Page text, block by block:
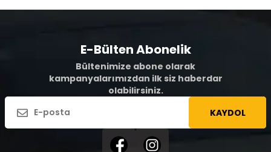
E-Bülten Abonelik
Bültenimize abone olarak
kampanyalarımızdan ilk siz haberdar
olabilirsiniz.
KAYDOL